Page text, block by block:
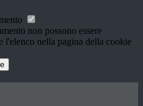
non possono essere
l'elenco nella pagina della cookie